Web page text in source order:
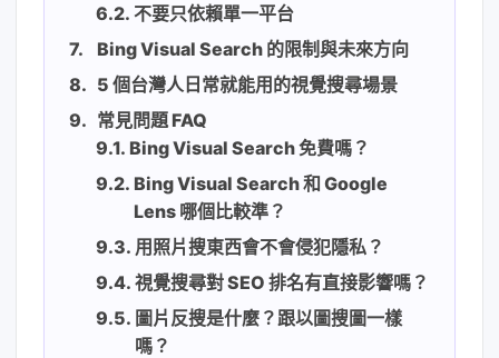
不要只依賴單一平台
Bing Visual Search 的限制與未來方向
5 個台灣人日常就能用的視覺搜尋場景
常見問題 FAQ
Bing Visual Search 免費嗎？
Bing Visual Search 和 Google
Lens 哪個比較準？
用照片搜東西會不會侵犯隱私？
視覺搜尋對 SEO 排名有直接影響嗎？
圖片反搜是什麼？跟以圖搜圖一樣
嗎？